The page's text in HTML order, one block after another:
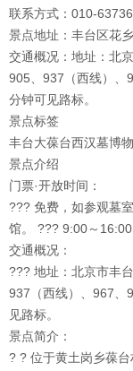
联系方式： 010-
景点地址： 丰台区花
交通概况： 地址：北
905、937（西线）、
分钟可见路标。
景点标签
丰台大葆台西汉墓博
景点介绍
门票·开放时间：
??? 免费，如参观墓
馆。 ??? 9:00～16:00
交通概况：
??? 地址：北京市丰
937（西线）、967、
见路标。
景点简介：
? ? 位于黄土岗乡葆